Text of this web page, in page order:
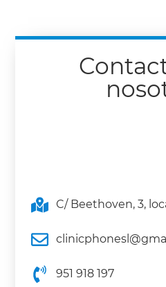
C/ Beethoven, 3,
951 918 197